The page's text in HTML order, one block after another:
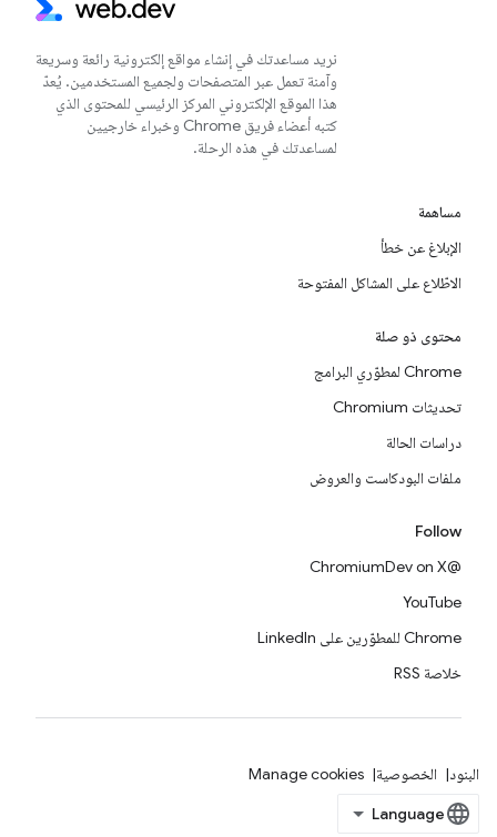
نريد مساعدتك في إنشاء مواقع إلكترونية رائعة وسريعة
وآمنة تعمل عبر المتصفحات ولجميع المستخدمين. يُعدّ
هذا الموقع الإلكتروني المركز الرئيسي للمحتوى الذي
كتبه أعضاء فريق Chrome وخبراء خارجيين
لمساعدتك في هذه الرحلة.
مساهمة
الإبلاغ عن خطأ
الاطّلاع على المشاكل المفتوحة
محتوى ذو صلة
Chrome لمطوّري البرامج
تحديثات Chromium
دراسات الحالة
ملفات البودكاست والعروض
Follow
@ChromiumDev on X
YouTube
Chrome للمطوّرين على LinkedIn
خلاصة RSS
البنود الخصوصية Manage cookies